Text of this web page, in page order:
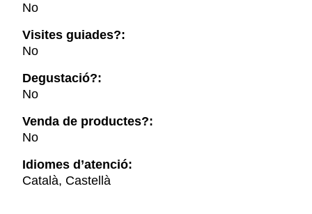
No
Visites guiades?:
No
Degustació?:
No
Venda de productes?:
No
Idiomes d’atenció:
Català, Castellà